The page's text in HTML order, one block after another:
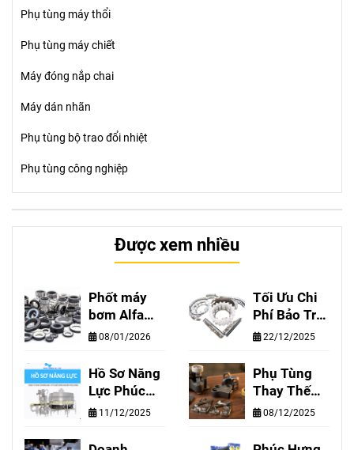
Phụ tùng máy thổi
Phụ tùng máy chiết
Máy đóng nắp chai
Máy dán nhãn
Phụ tùng bộ trao đổi nhiệt
Phụ tùng công nghiệp
Được xem nhiều
Phốt máy
bơm Alfa
Laval, Hilge,
Grundfos,
SIHI chính
hãng - Phúc
Hưng cung
08/01/2026
Tối Ưu Chi
Phí Bảo Trì
Dây Chuyền
Cùng Phúc
Hưng Vina–
Chất Lượng
Tương
22/12/2025
Hồ Sơ Năng
Lực Phúc
Hưng Vina
11/12/2025
Phụ Tùng
Thay Thế
Cho Máy
Nhựa
08/12/2025